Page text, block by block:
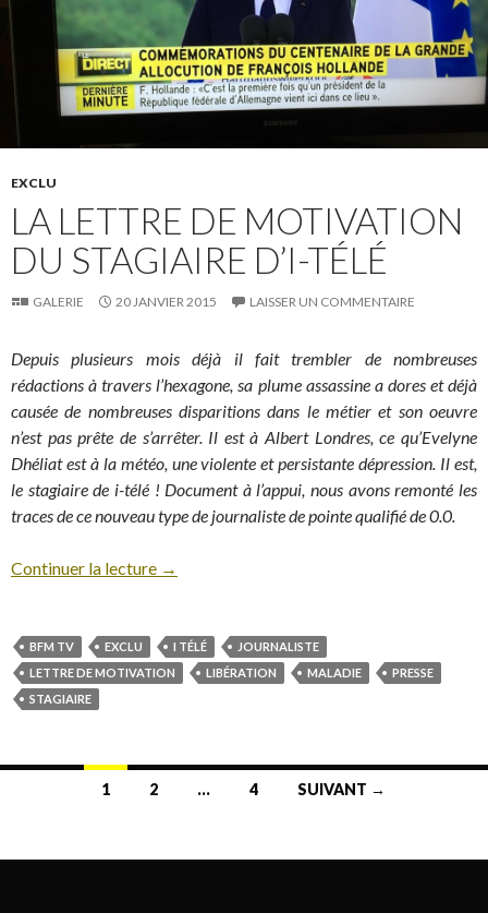
EXCLU
LA LETTRE DE MOTIVATION
DU STAGIAIRE D’I-TÉLÉ
GALERIE 20 JANVIER 2015 LAISSER UN COMMENTAIRE
Depuis plusieurs mois déjà il fait trembler de nombreuses
rédactions à travers l’hexagone, sa plume assassine a dores et déjà
causée de nombreuses disparitions dans le métier et son oeuvre
n’est pas prête de s’arrêter. Il est à Albert Londres, ce qu’Evelyne
Dhéliat est à la météo, une violente et persistante dépression. Il est,
le stagiaire de i-télé ! Document à l’appui, nous avons remonté les
traces de ce nouveau type de journaliste de pointe qualifié de 0.0.
Continuer la lecture →
BFM TV EXCLU I TÉLÉ
JOURNALISTE
LETTRE DE MOTIVATION
LIBÉRATION MALADIE
PRESSE
STAGIAIRE
1 2 … 4 SUIVANT →